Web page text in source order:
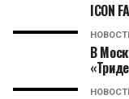
ICON
В